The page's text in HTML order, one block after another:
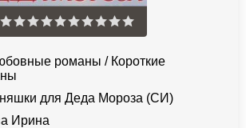
романы / Короткие
для Деда Мороза (СИ)
Ирина